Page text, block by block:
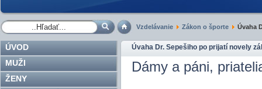
Vzdelávanie Zákon o športe Úvaha
ÚVOD
MUŽI
ŽENY
Úvaha Dr. Sepešiho po prijatí novely
Dámy a páni,